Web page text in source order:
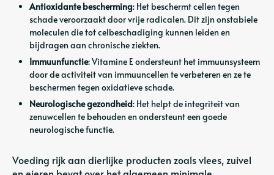
Antioxidante bescherming: Het beschermt cellen tegen
schade veroorzaakt door vrije radicalen. Dit zijn onstabiele
moleculen die tot celbeschadiging kunnen leiden en
bijdragen aan chronische ziekten.
Immuunfunctie: Vitamine E ondersteunt het immuunsysteem
door de activiteit van immuuncellen te verbeteren en ze te
beschermen tegen oxidatieve schade.
Neurologische gezondheid: Het helpt de integriteit van
zenuwcellen te behouden en ondersteunt een goede
neurologische functie.
Voeding rijk aan dierlijke producten zoals vlees, zuivel